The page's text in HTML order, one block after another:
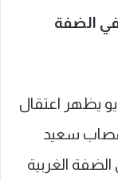
الضفة
يظهر اعتقال
سعيد
الغربية